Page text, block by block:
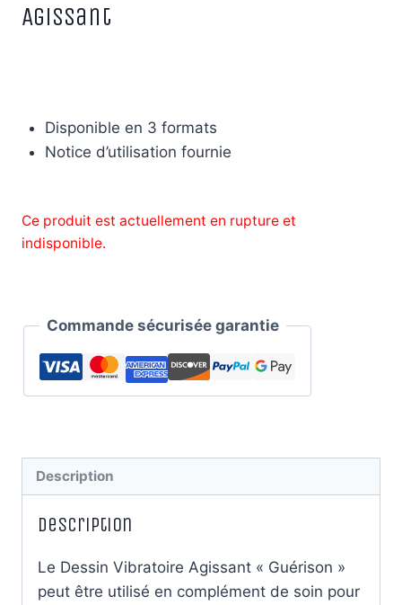
Agissant
Disponible en 3 formats
Notice d’utilisation fournie
Ce produit est actuellement en rupture et
indisponible.
Commande sécurisée garantie
Description
Description
Le Dessin Vibratoire Agissant « Guérison »
peut être utilisé en complément de soin pour